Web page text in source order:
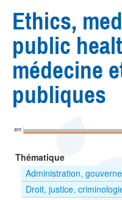
Recherche
avancée
ES
Ethics,
public
médecine
publiques
2015
Thématique
Administration,
Droit, justice,